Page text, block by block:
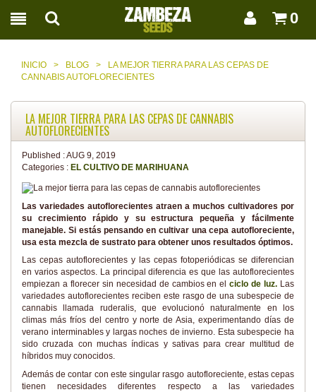
0
INICIO > BLOG >
LA MEJOR TIERRA PARA LAS CEPAS DE
CANNABIS AUTOFLORECIENTES
LA MEJOR TIERRA PARA LAS CEPAS DE CANNABIS
AUTOFLORECIENTES
Published :AUG 9, 2019
Categories : EL CULTIVO DE MARIHUANA
Las variedades autoflorecientes atraen a muchos cultivadores por
su crecimiento rápido y su estructura pequeña y fácilmente
manejable. Si estás pensando en cultivar una cepa autofloreciente,
usa esta mezcla de sustrato para obtener unos resultados óptimos.
Las cepas autoflorecientes y las cepas fotoperiódicas se diferencian
en varios aspectos. La principal diferencia es que las autoflorecientes
empiezan a florecer sin necesidad de cambios en el ciclo de luz. Las
variedades autoflorecientes reciben este rasgo de una subespecie de
cannabis llamada ruderalis, que evolucionó naturalmente en los
climas más fríos del centro y norte de Asia, experimentando días de
verano interminables y largas noches de invierno. Esta subespecie ha
sido cruzada con muchas índicas y sativas para crear multitud de
híbridos muy conocidos.
Además de contar con este singular rasgo autofloreciente, estas cepas
tienen necesidades diferentes respecto a las variedades